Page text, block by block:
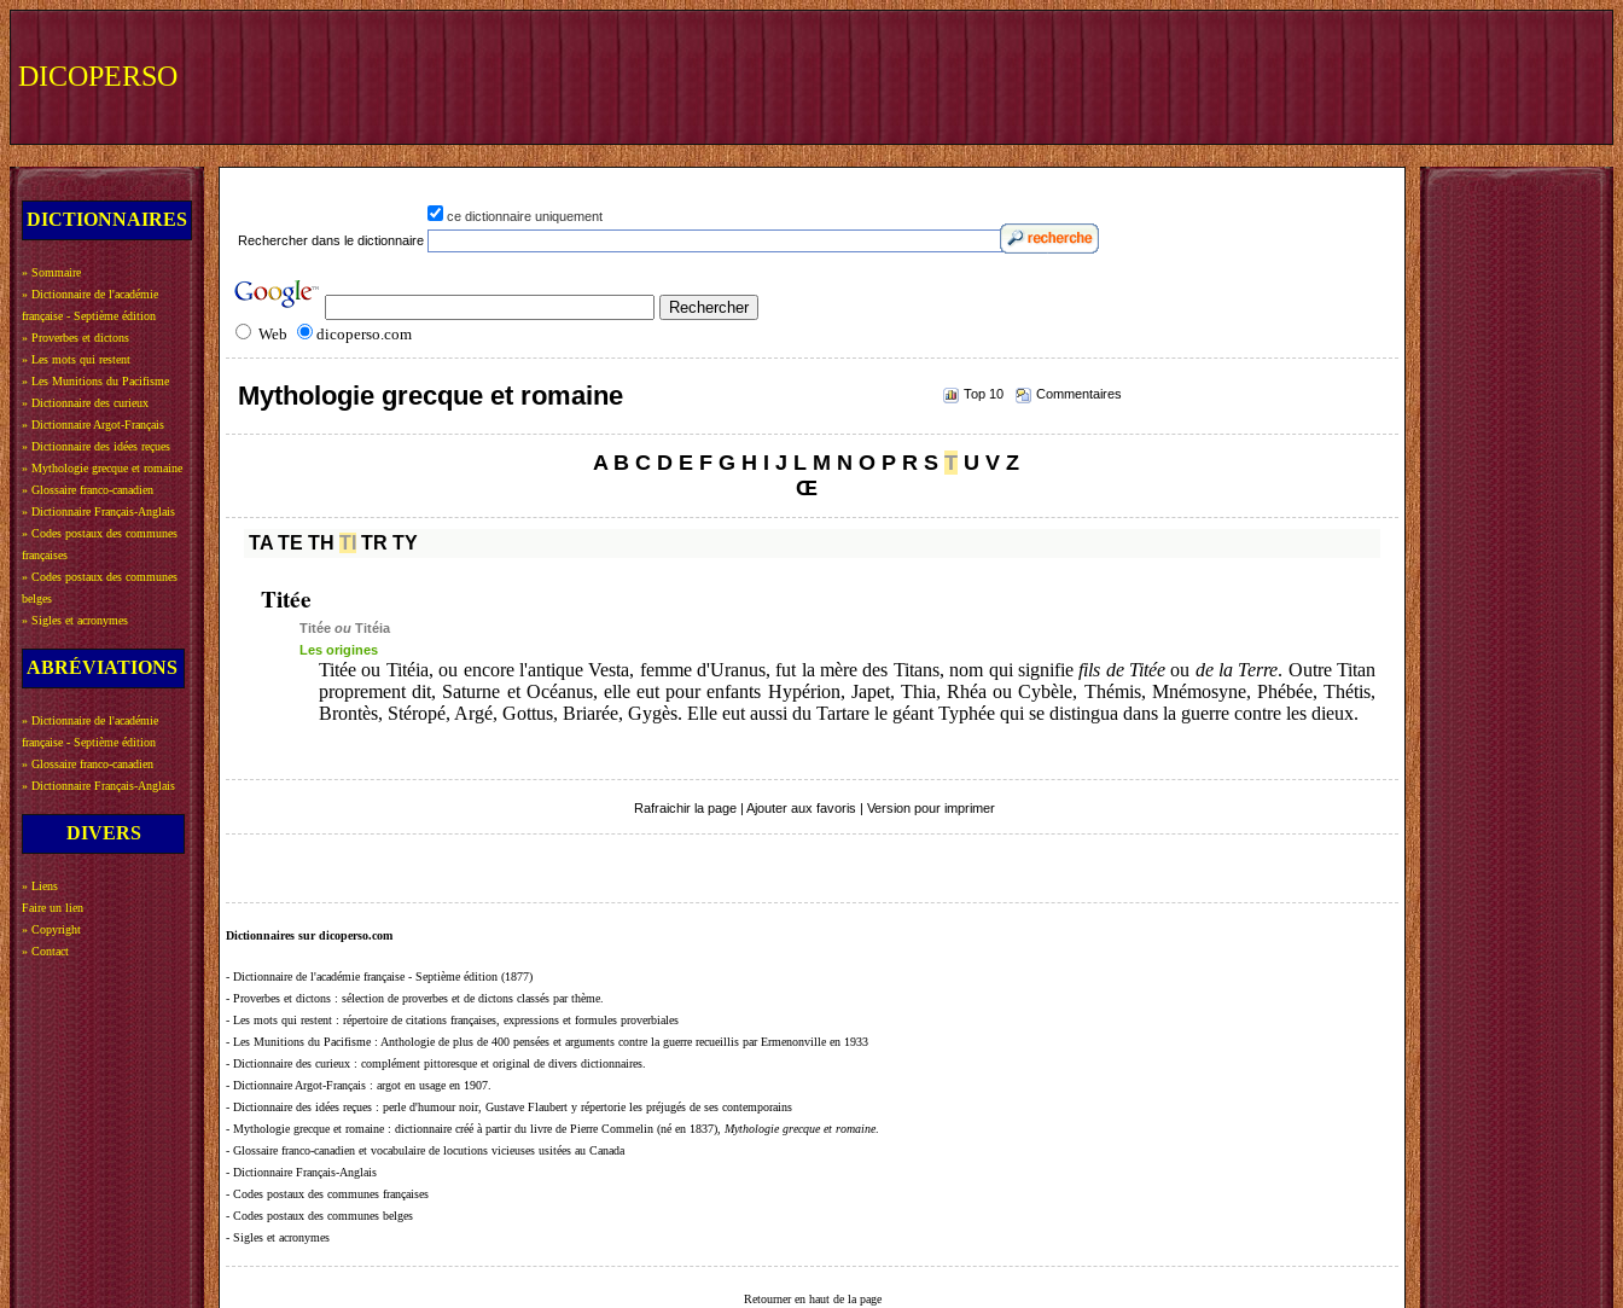
DICOPERSO
DICTIONNAIRES
» Sommaire
» Dictionnaire de l'académie
française - Septième édition
» Proverbes et dictons
» Les mots qui restent
» Les Munitions du Pacifisme
» Dictionnaire des curieux
» Dictionnaire Argot-Français
» Dictionnaire des idées reçues
» Mythologie grecque et romaine
» Glossaire franco-canadien
» Dictionnaire Français-Anglais
» Codes postaux des communes
françaises
» Codes postaux des communes
belges
» Sigles et acronymes
ABRÉVIATIONS
» Dictionnaire de l'académie
française - Septième édition
» Glossaire franco-canadien
» Dictionnaire Français-Anglais
DIVERS
» Liens
Faire un lien
» Copyright
» Contact
ce dictionnaire uniquement
Rechercher dans le dictionnaire
Web dicoperso.com
Mythologie grecque et romaine Top 10 Commentaires
A B C D E F G H I J L M N O P R S T U V Z
Œ
TA TE TH TI TR TY
Titée
Titéeou Titéia
Les origines
Titée ou Titéia, ou encore l'antique Vesta, femme d'Uranus, fut la mère des Titans, nom qui signifiefils de Titéeou de la Terre. Outre Titan
proprement dit, Saturne et Océanus, elle eut pour enfants Hypérion, Japet, Thia, Rhéa ou Cybèle, Thémis, Mnémosyne, Phébée, Thétis,
Brontès, Stéropé, Argé, Gottus, Briarée, Gygès. Elle eut aussi du Tartare le géant Typhée qui se distingua dans la guerre contre les dieux.
Rafraichir la page | Ajouter aux favoris | Version pour imprimer
Dictionnaires sur dicoperso.com
- Dictionnaire de l'académie française - Septième édition (1877)
- Proverbes et dictons : sélection de proverbes et de dictons classés par thème.
- Les mots qui restent : répertoire de citations françaises, expressions et formules proverbiales
- Les Munitions du Pacifisme : Anthologie de plus de 400 pensées et arguments contre la guerre recueillis par Ermenonville en 1933
- Dictionnaire des curieux : complément pittoresque et original de divers dictionnaires.
- Dictionnaire Argot-Français : argot en usage en 1907.
- Dictionnaire des idées reçues : perle d'humour noir, Gustave Flaubert y répertorie les préjugés de ses contemporains
- Mythologie grecque et romaine : dictionnaire créé à partir du livre de Pierre Commelin (né en 1837), Mythologie grecque et romaine.
- Glossaire franco-canadien et vocabulaire de locutions vicieuses usitées au Canada
- Dictionnaire Français-Anglais
- Codes postaux des communes françaises
- Codes postaux des communes belges
- Sigles et acronymes
Retourner en haut de la page